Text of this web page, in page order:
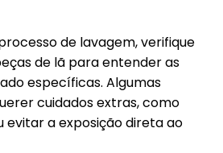
de lavagem, verifique
de lã para entender as
específicas. Algumas
cuidados extras, como
evitar a exposição direta ao